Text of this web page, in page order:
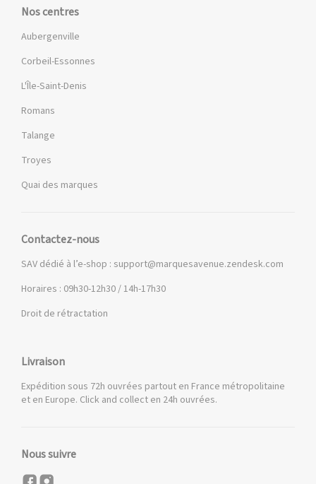
Nos centres
Aubergenville
Corbeil-Essonnes
L'Île-Saint-Denis
Romans
Talange
Troyes
Quai des marques
Contactez-nous
SAV dédié à l’e-shop : support@marquesavenue.zendesk.com
Horaires : 09h30-12h30 / 14h-17h30
Droit de rétractation
Livraison
Expédition sous 72h ouvrées partout en France métropolitaine
et en Europe. Click and collect en 24h ouvrées.
Nous suivre